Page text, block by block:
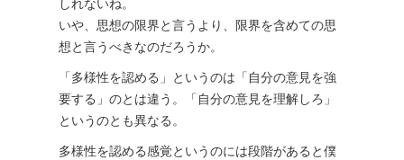
しれないね。
いや、思想の限界と言うより、限界を含めての思
想と言うべきなのだろうか。
「多様性を認める」というのは「自分の意見を強
要する」のとは違う。「自分の意見を理解しろ」
というのとも異なる。
多様性を認める感覚というのには段階があると僕